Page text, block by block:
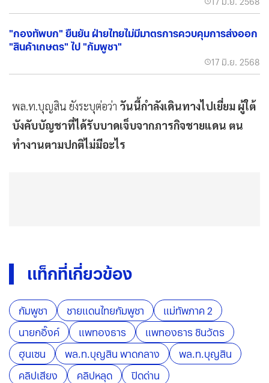
"กองทัพบก" ยืนยัน ฝ่ายไทยไม่มีมาตรการควบคุมการส่งออก
"สินค้าเกษตร" ไป "กัมพูชา"
17 มิ.ย. 2568
พล.ท.บุญสิน ยังระบุต่อว่า วันนี้กำลังเดินทางไปเยี่ยม ผู้ใต้
บังคับบัญชาที่ได้รับบาดเจ็บจากภารกิจชายแดน ตน
ทำงานตามปกติไม่มีอะไร
แท็กที่เกี่ยวข้อง
กัมพูชา ชายแดนไทยกัมพูชา
แม่ทัพภาค 2
นายกอิ๊งค์
แพทองธาร
แพทองธาร ชินวัตร
ฮุนเซน
พล.ท.บุญสิน พาดกลาง
พล.ท.บุญสิน
คลิปเสียง
คลิปหลุด ปิดด่าน